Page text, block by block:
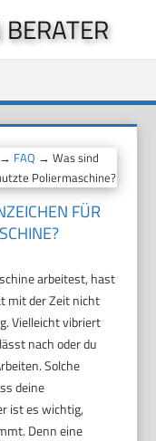
→ FAQ → Was sind
Poliermaschine?
FÜR
arbeitest, hast
mit der Zeit nicht
Vielleicht vibriert
nach oder du
Solche
deine
ist es wichtig,
Denn eine